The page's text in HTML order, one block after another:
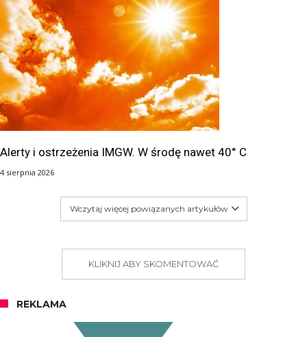
Alerty i ostrzeżenia IMGW. W środę nawet 40° C
4 sierpnia 2026
Wczytaj więcej powiązanych artykułów
KLIKNIJ ABY SKOMENTOWAĆ
REKLAMA